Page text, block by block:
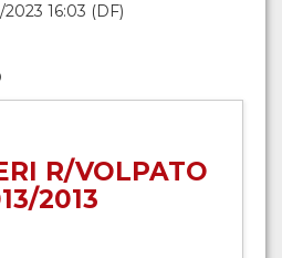
16:03 (DF)
R/VOLPATO
2013